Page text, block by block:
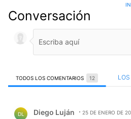
Conversación
TODOS LOS COMENTARIOS 12
DL Diego Luján 25 DE ENERO DE